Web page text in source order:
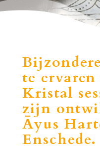
te
Kristal
zijn
Āyus
Enschede.